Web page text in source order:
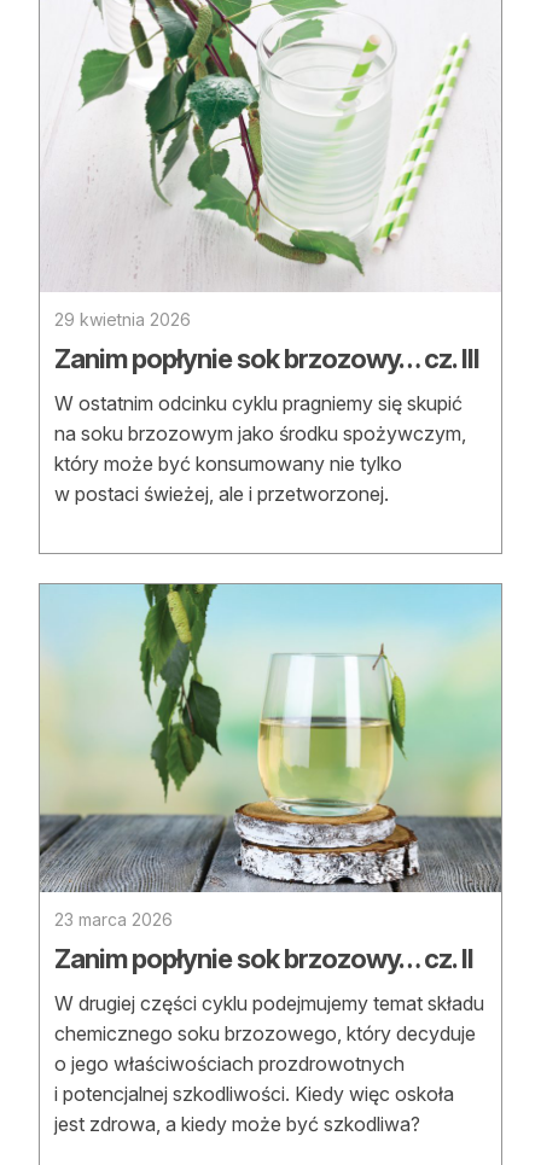
29 kwietnia 2026
Zanim popłynie sok brzozowy… cz. III
W ostatnim odcinku cyklu pragniemy się skupić
na soku brzozowym jako środku spożywczym,
który może być konsumowany nie tylko
w postaci świeżej, ale i przetworzonej.
23 marca 2026
Zanim popłynie sok brzozowy… cz. II
W drugiej części cyklu podejmujemy temat składu
chemicznego soku brzozowego, który decyduje
o jego właściwościach prozdrowotnych
i potencjalnej szkodliwości. Kiedy więc oskoła
jest zdrowa, a kiedy może być szkodliwa?